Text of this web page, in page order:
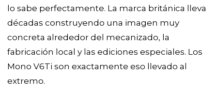
lo sabe perfectamente. La marca británica lleva
décadas construyendo una imagen muy
concreta alrededor del mecanizado, la
fabricación local y las ediciones especiales. Los
Mono V6Ti son exactamente eso llevado al
extremo.